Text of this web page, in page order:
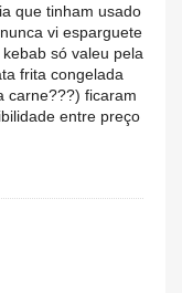
que tinham usado
vi esparguete
só valeu pela
frita congelada
carne???) ficaram
entre preço